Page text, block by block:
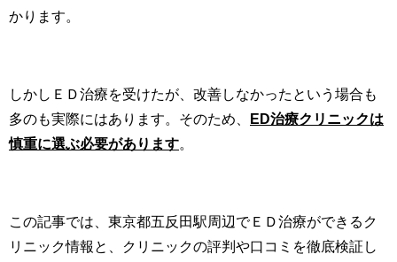
かります。
しかしＥＤ治療を受けたが、改善しなかったという場合も
多のも実際にはあります。そのため、
ED治療クリニックは
慎重に選ぶ必要があります。
この記事では、東京都五反田駅周辺でＥＤ治療ができるク
リニック情報と、クリニックの評判や口コミを徹底検証し